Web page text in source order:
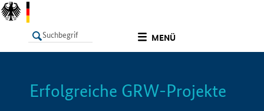
MENÜ
LISTE Info
Erfolgreiche GRW-Projekte